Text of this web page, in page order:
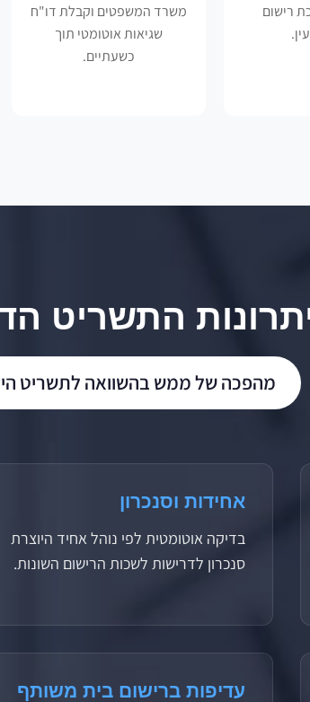
רישום
משרד המשפטים וקבלת דו"ח
שגיאות אוטומטי תוך
כשעתיים.
התשריט
מהפכה של ממש בהשוואה לתשריט
אחידות וסנכרון
בדיקה אוטומטית לפי נוהל אחיד היוצרת
סנכרון לדרישות לשכות הרישום השונות.
עדיפות ברישום בית משותף